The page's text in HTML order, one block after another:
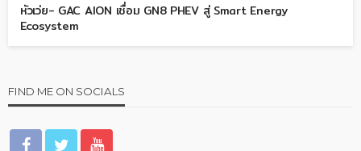
หัวเว่ย- GAC AION เชื่อม GN8 PHEV สู่ Smart Energy
Ecosystem
FIND ME ON SOCIALS